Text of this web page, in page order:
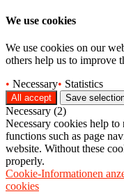
We use cookies
We use cookies on our
others help us to improve
• Necessary• Statistics
Necessary (2)
Necessary cookies help
functions such as page
website. Without these
properly.
Cookie-Informationen
cookies